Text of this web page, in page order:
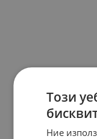
Този
Ние